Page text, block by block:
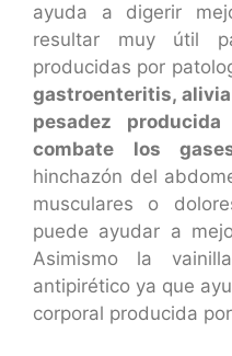
ayuda a digerir
resultar muy útil
producidas por
gastroenteritis,
pesadez
combate los
hinchazón del
musculares o
puede ayudar a
Asimismo la
antipirético ya que
corporal producida